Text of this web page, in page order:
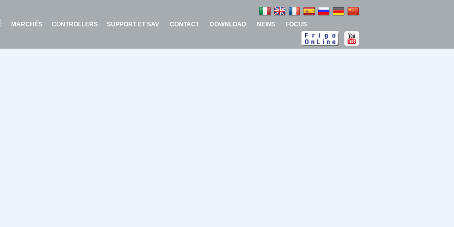
MARCHÉS CONTROLLERS SUPPORT ET SAV CONTACT DOWNLOAD NEWS FOCUS